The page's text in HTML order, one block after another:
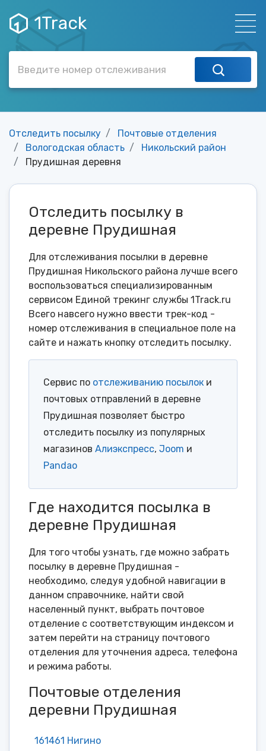
1Track
Отследить посылку
Почтовые отделения
Вологодская область
Никольский район
Прудишная деревня
Отследить посылку в
деревне Прудишная
Для отслеживания посылки в деревне
Прудишная Никольского района лучше всего
воспользоваться специализированным
сервисом Единой трекинг службы 1Track.ru
Всего навсего нужно ввести трек-код -
номер отслеживания в специальное поле на
сайте и нажать кнопку отследить посылку.
Сервис по отслеживанию посылок и
почтовых отправлений в деревне
Прудишная позволяет быстро
отследить посылку из популярных
магазинов Алиэкспресс, Joom и
Pandao
Где находится посылка в
деревне Прудишная
Для того чтобы узнать, где можно забрать
посылку в деревне Прудишная -
необходимо, следуя удобной навигации в
данном справочнике, найти свой
населенный пункт, выбрать почтовое
отделение с соответствующим индексом и
затем перейти на страницу почтового
отделения для уточнения адреса, телефона
и режима работы.
Почтовые отделения
деревни Прудишная
161461 Нигино